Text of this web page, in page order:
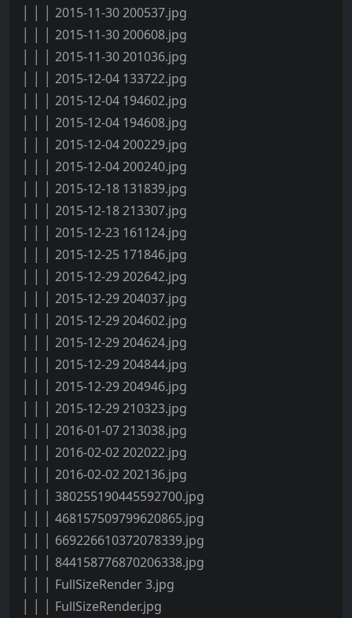
│ │ │ 2015-11-30 200537.jpg
│ │ │ 2015-11-30 200608.jpg
│ │ │ 2015-11-30 201036.jpg
│ │ │ 2015-12-04 133722.jpg
│ │ │ 2015-12-04 194602.jpg
│ │ │ 2015-12-04 194608.jpg
│ │ │ 2015-12-04 200229.jpg
│ │ │ 2015-12-04 200240.jpg
│ │ │ 2015-12-18 131839.jpg
│ │ │ 2015-12-18 213307.jpg
│ │ │ 2015-12-23 161124.jpg
│ │ │ 2015-12-25 171846.jpg
│ │ │ 2015-12-29 202642.jpg
│ │ │ 2015-12-29 204037.jpg
│ │ │ 2015-12-29 204602.jpg
│ │ │ 2015-12-29 204624.jpg
│ │ │ 2015-12-29 204844.jpg
│ │ │ 2015-12-29 204946.jpg
│ │ │ 2015-12-29 210323.jpg
│ │ │ 2016-01-07 213038.jpg
│ │ │ 2016-02-02 202022.jpg
│ │ │ 2016-02-02 202136.jpg
│ │ │ 380255190445592700.jpg
│ │ │ 468157509799620865.jpg
│ │ │ 669226610372078339.jpg
│ │ │ 844158776870206338.jpg
│ │ │ FullSizeRender 3.jpg
│ │ │ FullSizeRender.jpg